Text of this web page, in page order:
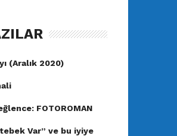
(Aralık 2020)
FOTOROMAN
Var” ve bu iyiye